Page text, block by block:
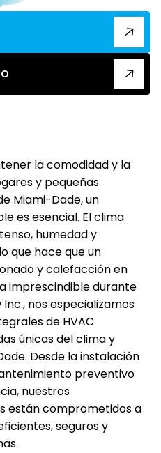
la comodidad y la
y pequeñas
Miami-Dade, un
es esencial. El clima
humedad y
que hace que un
y calefacción en
imprescindible durante
nos especializamos
de HVAC
únicas del clima y
Desde la instalación
preventivo
nuestros
están comprometidos a
seguros y